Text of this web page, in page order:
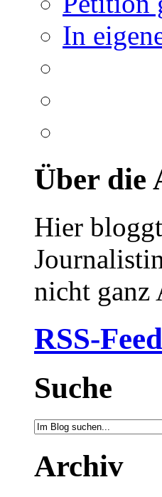
In
Über die
Hier bloggt
nicht ganz
RSS-
Suche
Archiv